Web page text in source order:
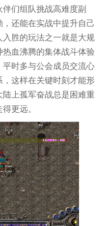
们组队挑战高难度副
还能在实战中提升自己
胜的玩法之一就是大规
血沸腾的集体战斗体验
时多与公会成员交流心
这样在关键时刻才能形
上孤军奋战总是困难重
更远。